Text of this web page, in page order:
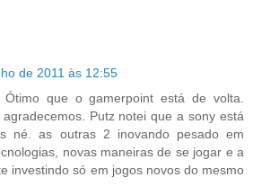
de 2011 às 12:55
Ótimo que o gamerpoint está de volta.
Putz notei que a sony está
né. as outras 2 inovando pesado em
novas maneiras de se jogar e a
investindo só em jogos novos do mesmo